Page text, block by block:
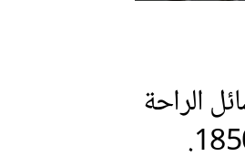
الراحة